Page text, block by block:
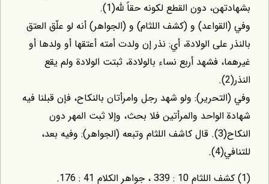
دون القطع لكونه حقاً لله(1).
و (كشف اللثام) و (الجواهر) أنه لو علّق العتق
الولادة، أي: نذر إن ولدت أمته أعتقها أو ولدها أو
فشهد أربع نساء بالولادة، ثبتت الولادة ولم يقع
ولو شهد رجل وامرأتان بالنكاح، فإن قبلنا فيه
والمرأتين فلا بحث، وإلا ثبت المهر دون
النكاح(3). قال كاشف اللثام وتبعه (الجواهر): وفيه بعد،